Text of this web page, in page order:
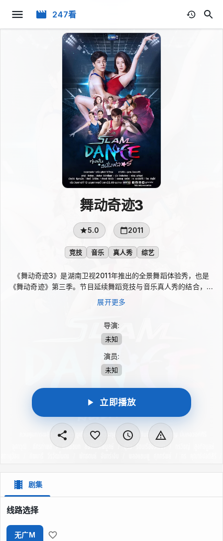
247看
舞动奇迹3
5.0 2011
竞技 音乐 真人秀 综艺
《舞动奇迹3》是湖南卫视2011年推出的全景舞蹈体验秀，也是
《舞动奇迹》第三季。节目延续舞蹈竞技与音乐真人秀的结合，重
回观众视野，由“超级女声”幕后制作团队倾力打造，通过舞台呈现
与舞蹈挑战展现节目的节奏感和观赏性。据介绍，该系列累计吸引
展开更多
导演:
未知
演员:
未知
立即播放
剧集
线路选择
无广M